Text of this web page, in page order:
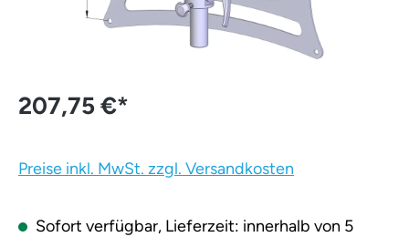
207,75 €*
Preise inkl. MwSt. zzgl. Versandkosten
Sofort verfügbar, Lieferzeit: innerhalb von 5